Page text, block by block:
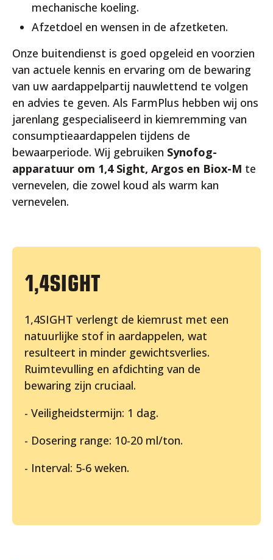
mechanische koeling.
Afzetdoel en wensen in de afzetketen.
Onze buitendienst is goed opgeleid en voorzien
van actuele kennis en ervaring om de bewaring
van uw aardappelpartij nauwlettend te volgen
en advies te geven. Als FarmPlus hebben wij ons
jarenlang gespecialiseerd in kiemremming van
consumptieaardappelen tijdens de
bewaarperiode. Wij gebruiken Synofog-
apparatuur om 1,4 Sight, Argos en Biox-M te
vernevelen, die zowel koud als warm kan
vernevelen.
1,4SIGHT
1,4SIGHT verlengt de kiemrust met een
natuurlijke stof in aardappelen, wat
resulteert in minder gewichtsverlies.
Ruimtevulling en afdichting van de
bewaring zijn cruciaal.
- Veiligheidstermijn: 1 dag.
- Dosering range: 10-20 ml/ton.
- Interval: 5-6 weken.